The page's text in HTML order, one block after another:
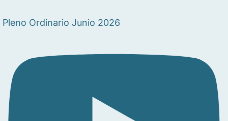
Pleno Ordinario Junio 2026